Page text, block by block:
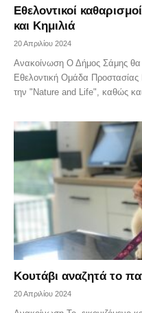
Εθελοντικοί
και Κημιλιά
20 Απριλίου 2024
Ανακοίνωση Ο Δήμος Σάμης θα
Εθελοντική Ομάδα
την "Nature and Life", καθώς και
Κουτάβι αναζητά το
20 Απριλίου 2024